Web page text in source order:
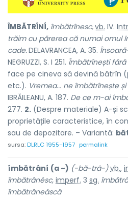
ÎMBĂTRÎNÍ, îmbătrînesc,vb. IV.
trăim cu părerea că numai omul
cade.DELAVRANCEA, A. 35.
NEGRUZZI, S. I 251. Îmbătrînești
face pe cineva să devină bătrîn
etc.). Vremea... ne îmbătrînește
IBRĂILEANU, A. 187. De ce m-ai
277. 2. (Despre materiale) A-și
proprietățile caracteristice, în
sau de depozitare. – Variantă:
sursa:DLRLC 1955-1957 permalink
îmbătrâní (a ~) (-bă-trâ-) vb.,
îmbătrânésc, imperf. 3 sg.
îmbătrâneáscă